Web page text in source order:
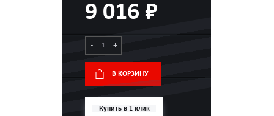
9 016 ₽
- +
В КОРЗИНУ
Купить в 1 клик